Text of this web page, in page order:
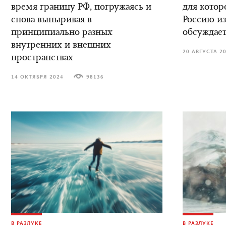
время границу РФ, погружаясь и
снова выныривая в
принципиально разных
внутренних и внешних
пространствах
14 ОКТЯБРЯ 2024 98136
для
Россию
20 АВГУСТА
В РАЗЛУКЕ В РАЗЛУКЕ